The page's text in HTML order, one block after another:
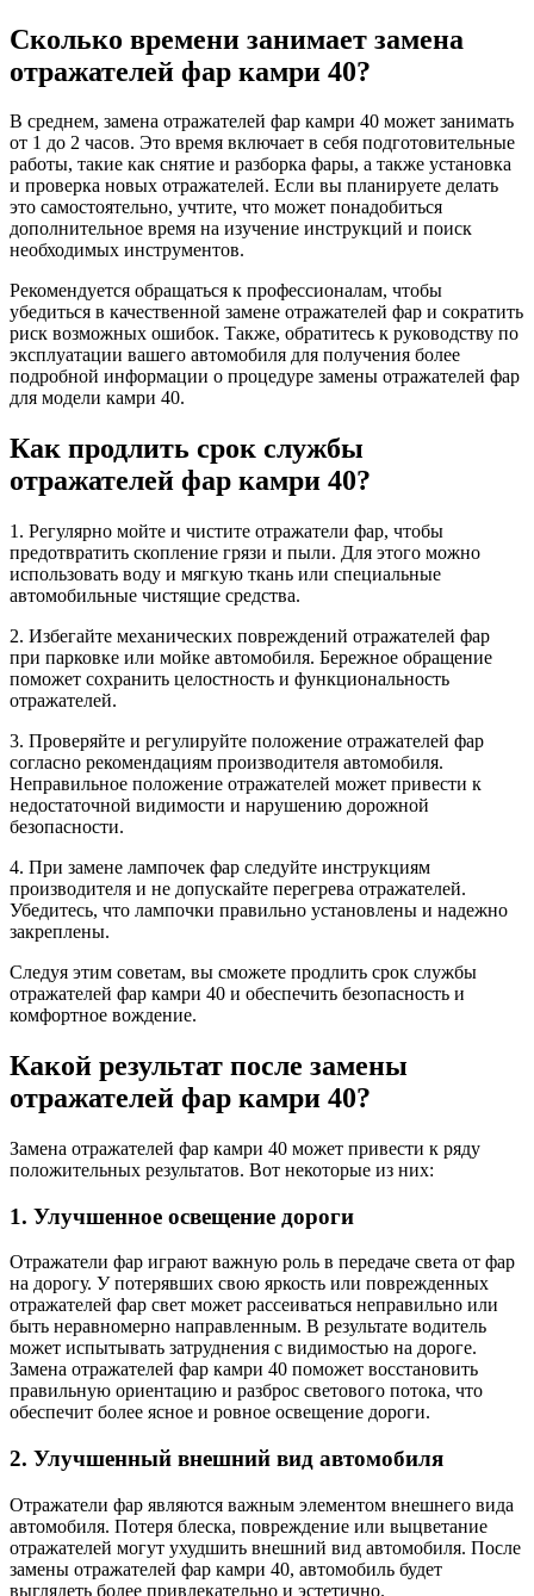
Сколько времени занимает замена
отражателей фар камри 40?
В среднем, замена отражателей фар камри 40 может занимать
от 1 до 2 часов. Это время включает в себя подготовительные
работы, такие как снятие и разборка фары, а также установка
и проверка новых отражателей. Если вы планируете делать
это самостоятельно, учтите, что может понадобиться
дополнительное время на изучение инструкций и поиск
необходимых инструментов.
Рекомендуется обращаться к профессионалам, чтобы
убедиться в качественной замене отражателей фар и сократить
риск возможных ошибок. Также, обратитесь к руководству по
эксплуатации вашего автомобиля для получения более
подробной информации о процедуре замены отражателей фар
для модели камри 40.
Как продлить срок службы
отражателей фар камри 40?
1. Регулярно мойте и чистите отражатели фар, чтобы
предотвратить скопление грязи и пыли. Для этого можно
использовать воду и мягкую ткань или специальные
автомобильные чистящие средства.
2. Избегайте механических повреждений отражателей фар
при парковке или мойке автомобиля. Бережное обращение
поможет сохранить целостность и функциональность
отражателей.
3. Проверяйте и регулируйте положение отражателей фар
согласно рекомендациям производителя автомобиля.
Неправильное положение отражателей может привести к
недостаточной видимости и нарушению дорожной
безопасности.
4. При замене лампочек фар следуйте инструкциям
производителя и не допускайте перегрева отражателей.
Убедитесь, что лампочки правильно установлены и надежно
закреплены.
Следуя этим советам, вы сможете продлить срок службы
отражателей фар камри 40 и обеспечить безопасность и
комфортное вождение.
Какой результат после замены
отражателей фар камри 40?
Замена отражателей фар камри 40 может привести к ряду
положительных результатов. Вот некоторые из них:
1. Улучшенное освещение дороги
Отражатели фар играют важную роль в передаче света от фар
на дорогу. У потерявших свою яркость или поврежденных
отражателей фар свет может рассеиваться неправильно или
быть неравномерно направленным. В результате водитель
может испытывать затруднения с видимостью на дороге.
Замена отражателей фар камри 40 поможет восстановить
правильную ориентацию и разброс светового потока, что
обеспечит более ясное и ровное освещение дороги.
2. Улучшенный внешний вид автомобиля
Отражатели фар являются важным элементом внешнего вида
автомобиля. Потеря блеска, повреждение или выцветание
отражателей могут ухудшить внешний вид автомобиля. После
замены отражателей фар камри 40, автомобиль будет
выглядеть более привлекательно и эстетично.